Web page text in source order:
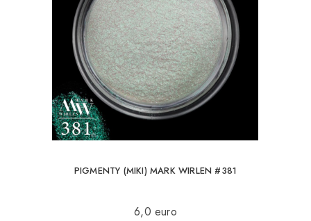
PIGMENTY (MIKI) MARK WIRLEN #381
6,0 euro